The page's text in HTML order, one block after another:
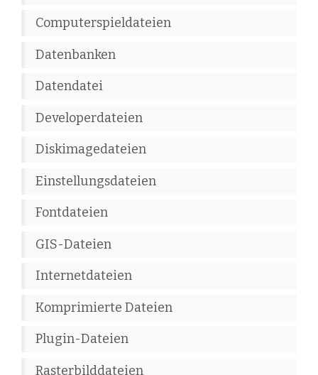
Computerspieldateien
Datenbanken
Datendatei
Developerdateien
Diskimagedateien
Einstellungsdateien
Fontdateien
GIS-Dateien
Internetdateien
Komprimierte Dateien
Plugin-Dateien
Rasterbilddateien